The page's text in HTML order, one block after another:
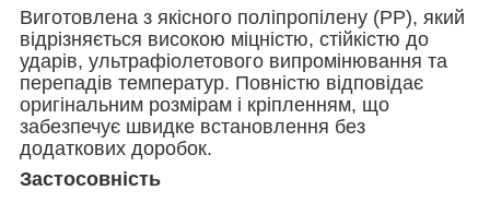
Виготовлена з якісного поліпропілену (PP), який
відрізняється високою міцністю, стійкістю до
ударів, ультрафіолетового випромінювання та
перепадів температур. Повністю відповідає
оригінальним розмірам і кріпленням, що
забезпечує швидке встановлення без
додаткових доробок.
Застосовність